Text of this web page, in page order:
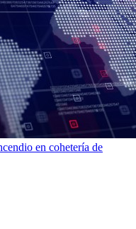
en cohetería de